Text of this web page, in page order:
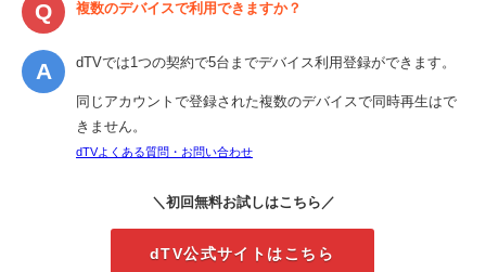
複数のデバイスで利用できますか？
dTVでは1つの契約で5台までデバイス利用登録ができます。
同じアカウントで登録された複数のデバイスで同時再生はで
きません。
dTVよくある質問・お問い合わせ
＼初回無料お試しはこちら／
dTV公式サイトはこちら